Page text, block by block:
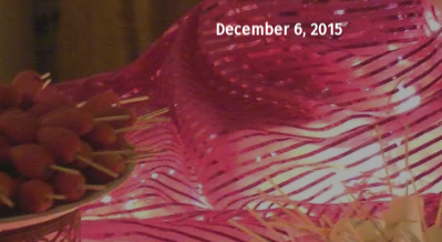
December 6, 2015